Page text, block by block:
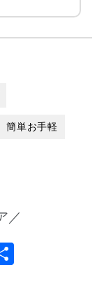
簡単お手軽
／